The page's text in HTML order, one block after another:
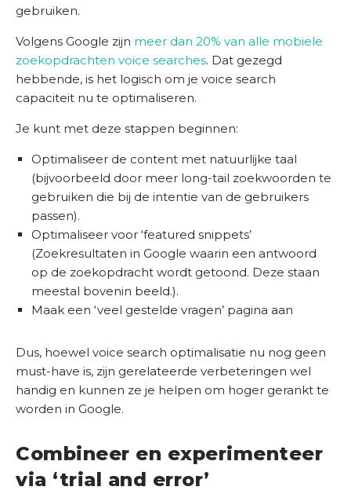
gebruiken.
Volgens Google zijn meer dan 20% van alle mobiele
zoekopdrachten voice searches. Dat gezegd
hebbende, is het logisch om je voice search
capaciteit nu te optimaliseren.
Je kunt met deze stappen beginnen:
Optimaliseer de content met natuurlijke taal
(bijvoorbeeld door meer long-tail zoekwoorden te
gebruiken die bij de intentie van de gebruikers
passen).
Optimaliseer voor ‘featured snippets’
(Zoekresultaten in Google waarin een antwoord
op de zoekopdracht wordt getoond. Deze staan
meestal bovenin beeld.).
Maak een ‘veel gestelde vragen’ pagina aan
Dus, hoewel voice search optimalisatie nu nog geen
must-have is, zijn gerelateerde verbeteringen wel
handig en kunnen ze je helpen om hoger gerankt te
worden in Google.
Combineer en experimenteer
via ‘trial and error’